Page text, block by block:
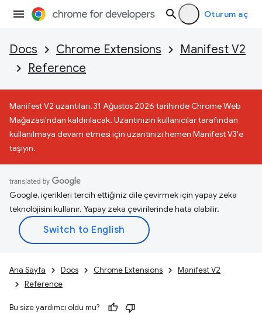
Oturum aç
Docs Chrome Extensions
Manifest V2
Reference
Manifest V2 uzantıları, 31 Ağustos 2026 tarihinde Chrome Web
Mağazası'ndan kaldırılacak. Uzantınızın kullanıcılar tarafından
kullanılmaya devam etmesi için uzantınızı hemen Manifest V3'e
taşıyın.
Google, içerikleri tercih ettiğiniz dile çevirmek için yapay zeka
teknolojisini kullanır. Yapay zeka çevirilerinde hata olabilir.
Ana Sayfa Docs Chrome Extensions
Manifest V2
Reference
Bu size yardımcı oldu mu?